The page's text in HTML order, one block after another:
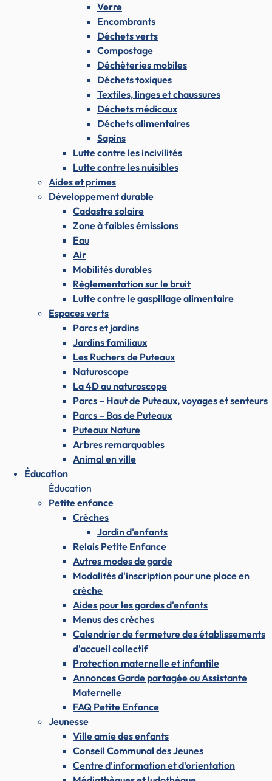
Verre
Encombrants
Déchets verts
Compostage
Déchèteries mobiles
Déchets toxiques
Textiles, linges et chaussures
Déchets médicaux
Déchets alimentaires
Sapins
Lutte contre les incivilités
Lutte contre les nuisibles
Aides et primes
Développement durable
Cadastre solaire
Zone à faibles émissions
Eau
Air
Mobilités durables
Règlementation sur le bruit
Lutte contre le gaspillage alimentaire
Espaces verts
Parcs et jardins
Jardins familiaux
Les Ruchers de Puteaux
Naturoscope
La 4D au naturoscope
Parcs – Haut de Puteaux, voyages et senteurs
Parcs – Bas de Puteaux
Puteaux Nature
Arbres remarquables
Animal en ville
Éducation
Éducation
Petite enfance
Crèches
Jardin d'enfants
Relais Petite Enfance
Autres modes de garde
Modalités d'inscription pour une place en
crèche
Aides pour les gardes d'enfants
Menus des crèches
Calendrier de fermeture des établissements
d'accueil collectif
Protection maternelle et infantile
Annonces Garde partagée ou Assistante
Maternelle
FAQ Petite Enfance
Jeunesse
Ville amie des enfants
Conseil Communal des Jeunes
Centre d'information et d'orientation